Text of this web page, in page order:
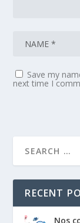
Save my
next time I
RECENT
Nos